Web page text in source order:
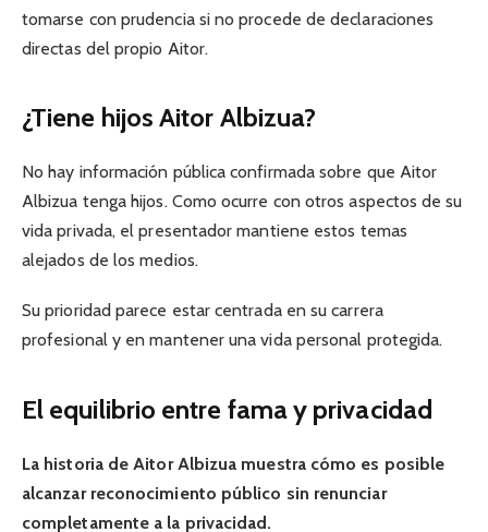
tomarse con prudencia si no procede de declaraciones
directas del propio Aitor.
¿Tiene hijos Aitor Albizua?
No hay información pública confirmada sobre que Aitor
Albizua tenga hijos. Como ocurre con otros aspectos de su
vida privada, el presentador mantiene estos temas
alejados de los medios.
Su prioridad parece estar centrada en su carrera
profesional y en mantener una vida personal protegida.
El equilibrio entre fama y privacidad
La historia de Aitor Albizua muestra cómo es posible
alcanzar reconocimiento público sin renunciar
completamente a la privacidad.